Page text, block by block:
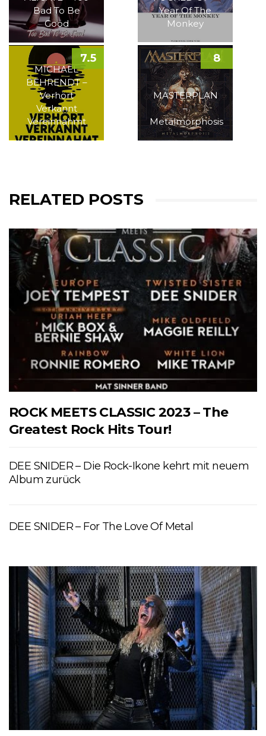
Bad To Be
Good
Year Of The
Monkey
MICHAEL
BEHRENDT –
Verhört
Verkannt
Vereinnahmt
7.5
MASTERPLAN
–
Metalmorphosis
8
RELATED POSTS
ROCK MEETS CLASSIC 2023 – The
Greatest Rock Hits Tour!
DEE SNIDER – Die Rock-Ikone kehrt mit neuem
Album zurück
DEE SNIDER – For The Love Of Metal